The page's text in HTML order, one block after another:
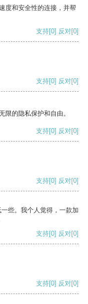
度和安全性的连接，并帮
支持[0] 反对[0]
支持[0] 反对[0]
限的隐私保护和自由。
支持[0] 反对[0]
支持[0] 反对[0]
些。我个人觉得，一款加
支持[0] 反对[0]
支持[0] 反对[0]